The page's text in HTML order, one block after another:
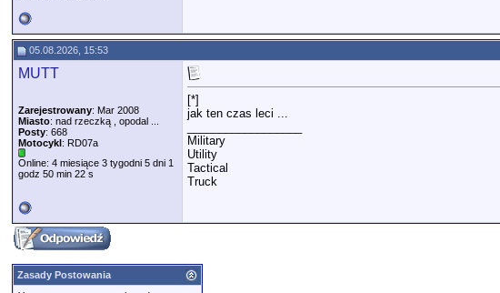
05.08.2026, 15:53
MUTT
Zarejestrowany: Mar 2008
Miasto: nad rzeczką , opodal ...
Posty: 668
Motocykl: RD07a
Online: 4 miesiące 3 tygodni 5 dni 1
godz 50 min 22 s
[*]
jak ten czas leci ...
Military
Utility
Tactical
Truck
Zasady Postowania